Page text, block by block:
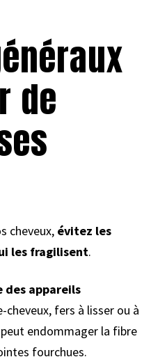
de
cheveux, évitez les
les fragilisent.
des appareils
cheveux, fers à lisser ou à
endommager la fibre
fourchues.